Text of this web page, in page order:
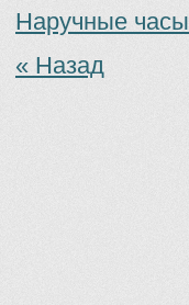
Наручные
« Назад